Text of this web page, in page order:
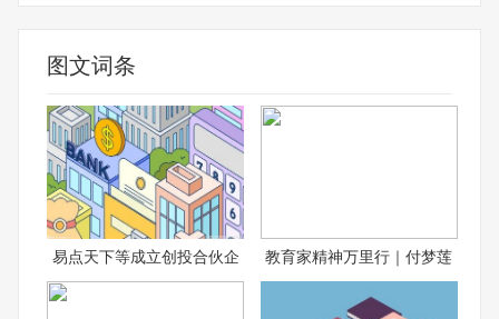
图文词条
易点天下等成立创投合伙企 教育家精神万里行｜付梦莲